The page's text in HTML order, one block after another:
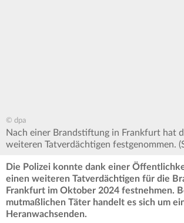
© dpa
Nach einer Brandstiftung in Frankfurt hat
weiteren Tatverdächtigen festgenommen.
Die Polizei konnte dank einer
einen weiteren Tatverdächtigen für die
Frankfurt im Oktober 2024 festnehmen.
mutmaßlichen Täter handelt es sich um
Heranwachsenden.